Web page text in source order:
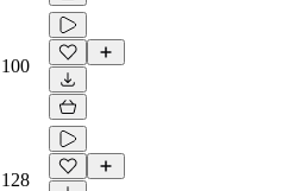
100
128